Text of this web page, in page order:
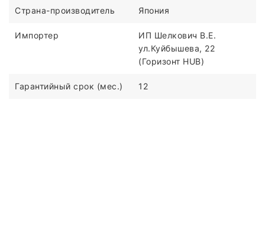
Страна-производитель Япония
Импортер
ИП Шелкович В.Е.
ул.Куйбышева, 22
(Горизонт HUB)
Гарантийный срок (мес.) 12